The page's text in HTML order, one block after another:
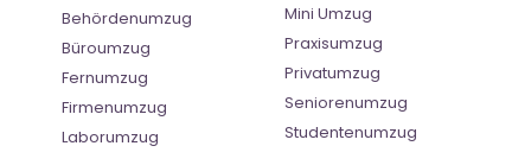
Behördenumzug
Büroumzug
Fernumzug
Firmenumzug
Laborumzug
Mini Umzug
Praxisumzug
Privatumzug
Seniorenumzug
Studentenumzug